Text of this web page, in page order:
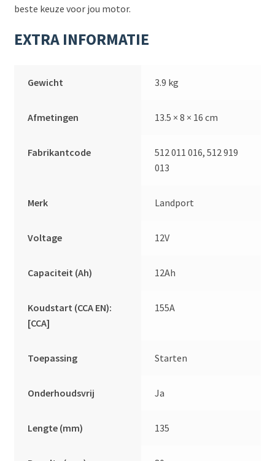
beste keuze voor jou motor.
EXTRA INFORMATIE
Gewicht 3.9 kg
Afmetingen 13.5 × 8 × 16 cm
Fabrikantcode
512 011 016, 512 919
013
Merk Landport
Voltage 12V
Capaciteit (Ah) 12Ah
Koudstart (CCA EN):
[CCA]
155A
Toepassing Starten
Onderhoudsvrij Ja
Lengte (mm) 135